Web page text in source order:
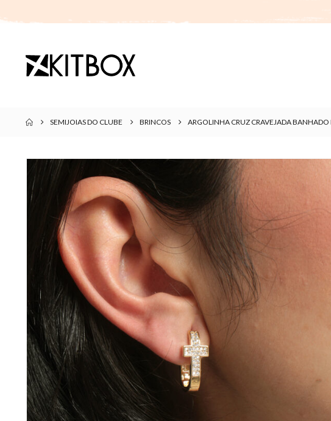
SEMIJOIAS DO CLUBE BRINCOS ARGOLINHA CRUZ CRAVEJADA